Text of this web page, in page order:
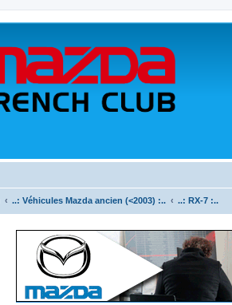
..: Véhicules Mazda ancien (<2003) :.. ..: RX-7 :..